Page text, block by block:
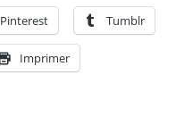
Pinterest Tumblr
Imprimer